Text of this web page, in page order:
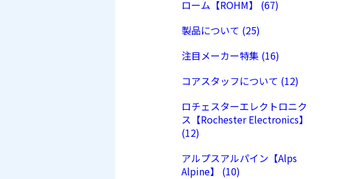
ローム【ROHM】 (67)
製品について (25)
注目メーカー特集 (16)
コアスタッフについて (12)
ロチェスターエレクトロニク
ス【Rochester Electronics】
(12)
アルプスアルパイン【Alps
Alpine】 (10)